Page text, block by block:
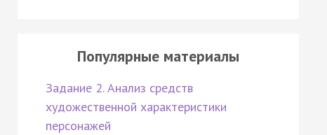
Популярные материалы
Задание 2. Анализ средств
художественной характеристики
персонажей